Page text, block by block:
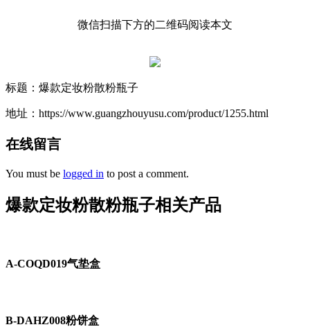
微信扫描下方的二维码阅读本文
标题：爆款定妆粉散粉瓶子
地址：https://www.guangzhouyusu.com/product/1255.html
在线留言
You must be logged in to post a comment.
爆款定妆粉散粉瓶子相关产品
A-COQD019气垫盒
B-DAHZ008粉饼盒